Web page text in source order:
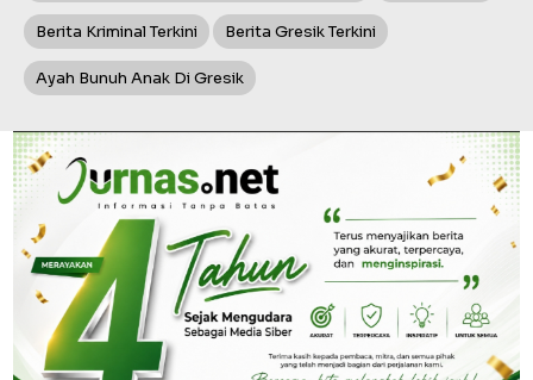
Berita Kriminal Terkini Berita Gresik Terkini
Ayah Bunuh Anak Di Gresik